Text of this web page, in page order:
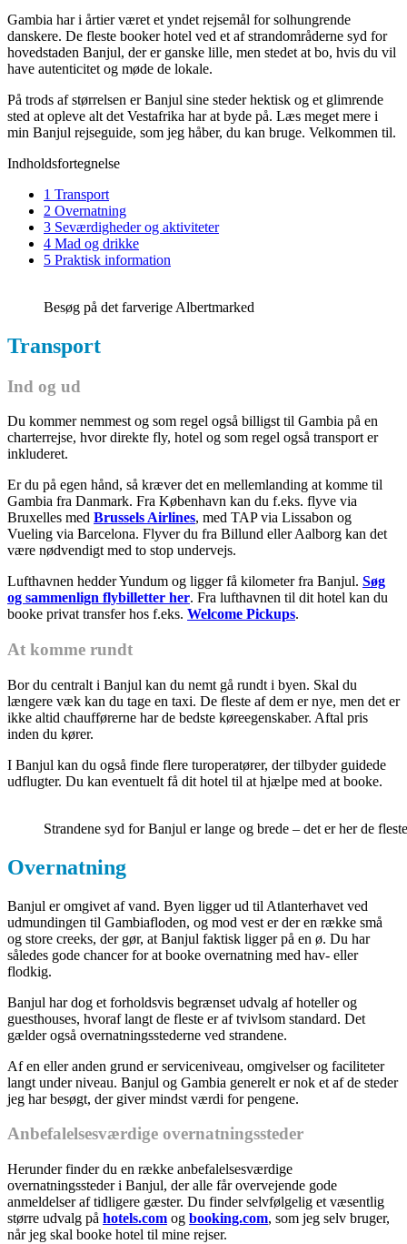
Gambia har i årtier været et yndet rejsemål for solhungrende
danskere. De fleste booker hotel ved et af strandområderne syd for
hovedstaden Banjul, der er ganske lille, men stedet at bo, hvis du vil
have autenticitet og møde de lokale.
På trods af størrelsen er Banjul sine steder hektisk og et glimrende
sted at opleve alt det Vestafrika har at byde på. Læs meget mere i
min Banjul rejseguide, som jeg håber, du kan bruge. Velkommen til.
Indholdsfortegnelse
1 Transport
2 Overnatning
3 Seværdigheder og aktiviteter
4 Mad og drikke
5 Praktisk information
Besøg på det farverige Albertmarked
Transport
Ind og ud
Du kommer nemmest og som regel også billigst til Gambia på en
charterrejse, hvor direkte fly, hotel og som regel også transport er
inkluderet.
Er du på egen hånd, så kræver det en mellemlanding at komme til
Gambia fra Danmark. Fra København kan du f.eks. flyve via
Bruxelles med Brussels Airlines, med TAP via Lissabon og
Vueling via Barcelona. Flyver du fra Billund eller Aalborg kan det
være nødvendigt med to stop undervejs.
Lufthavnen hedder Yundum og ligger få kilometer fra Banjul. Søg
og sammenlign flybilletter her. Fra lufthavnen til dit hotel kan du
booke privat transfer hos f.eks. Welcome Pickups.
At komme rundt
Bor du centralt i Banjul kan du nemt gå rundt i byen. Skal du
længere væk kan du tage en taxi. De fleste af dem er nye, men det er
ikke altid chaufførerne har de bedste køreegenskaber. Aftal pris
inden du kører.
I Banjul kan du også finde flere turoperatører, der tilbyder guidede
udflugter. Du kan eventuelt få dit hotel til at hjælpe med at booke.
Strandene syd for Banjul er lange og brede – det er her de
Overnatning
Banjul er omgivet af vand. Byen ligger ud til Atlanterhavet ved
udmundingen til Gambiafloden, og mod vest er der en række små
og store creeks, der gør, at Banjul faktisk ligger på en ø. Du har
således gode chancer for at booke overnatning med hav- eller
flodkig.
Banjul har dog et forholdsvis begrænset udvalg af hoteller og
guesthouses, hvoraf langt de fleste er af tvivlsom standard. Det
gælder også overnatningsstederne ved strandene.
Af en eller anden grund er serviceniveau, omgivelser og faciliteter
langt under niveau. Banjul og Gambia generelt er nok et af de steder
jeg har besøgt, der giver mindst værdi for pengene.
Anbefalelsesværdige overnatningssteder
Herunder finder du en række anbefalelsesværdige
overnatningssteder i Banjul, der alle får overvejende gode
anmeldelser af tidligere gæster. Du finder selvfølgelig et væsentlig
større udvalg på hotels.com og booking.com, som jeg selv bruger,
når jeg skal booke hotel til mine rejser.